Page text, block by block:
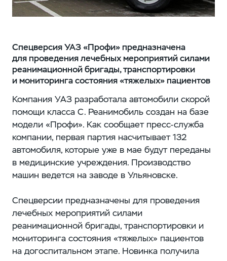
Спецверсия УАЗ «Профи» предназначена
для проведения лечебных мероприятий силами
реанимационной бригады, транспортировки
и мониторинга состояния «тяжелых» пациентов
Компания УАЗ разработала автомобили скорой
помощи класса С. Реанимобиль создан на базе
модели «Профи». Как сообщает пресс-служба
компании, первая партия насчитывает 132
автомобиля, которые уже в мае будут переданы
в медицинские учреждения. Производство
машин ведется на заводе в Ульяновске.
Спецверсии предназначены для проведения
лечебных мероприятий силами
реанимационной бригады, транспортировки и
мониторинга состояния «тяжелых» пациентов
на догоспитальном этапе. Новинка получила